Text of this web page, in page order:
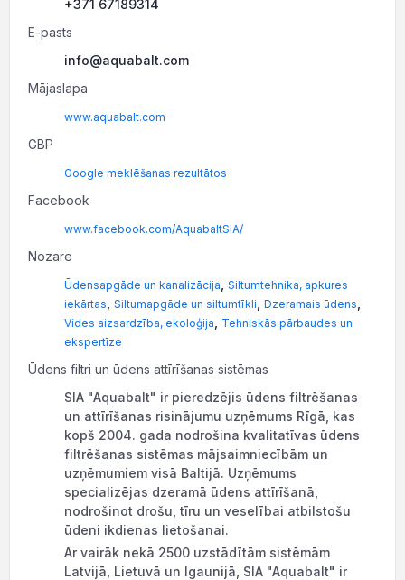
+371 67189314
E-pasts
info@aquabalt.com
Mājaslapa
www.aquabalt.com
GBP
Google meklēšanas rezultātos
Facebook
www.facebook.com/AquabaltSIA/
Nozare
Ūdensapgāde un kanalizācija Siltumtehnika, apkures
iekārtas Siltumapgāde un siltumtīkli Dzeramais ūdens
Vides aizsardzība, ekoloģija
Tehniskās pārbaudes un
ekspertīze
Ūdens filtri un ūdens attīrīšanas sistēmas
SIA "Aquabalt" ir pieredzējis ūdens filtrēšanas
un attīrīšanas risinājumu uzņēmums Rīgā, kas
kopš 2004. gada nodrošina kvalitatīvas ūdens
filtrēšanas sistēmas mājsaimniecībām un
uzņēmumiem visā Baltijā. Uzņēmums
specializējas dzeramā ūdens attīrīšanā,
nodrošinot drošu, tīru un veselībai atbilstošu
ūdeni ikdienas lietošanai.
Ar vairāk nekā 2500 uzstādītām sistēmām
Latvijā, Lietuvā un Igaunijā, SIA "Aquabalt" ir